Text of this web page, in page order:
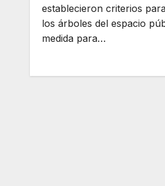
establecieron criterios
los árboles del espacio
medida para…